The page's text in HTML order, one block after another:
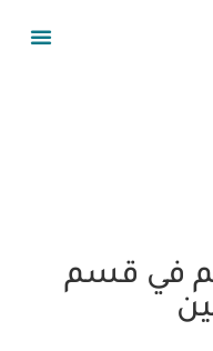
في قسم